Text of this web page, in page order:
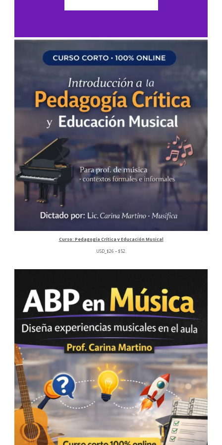
Curso: Pedagogía Crítica y Educación Musical
USD_ $26 – $52Rango
hasta
$52
.